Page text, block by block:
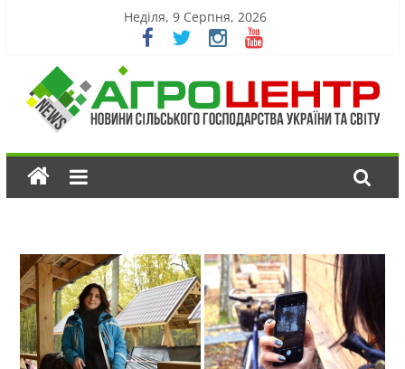
Неділя, 9 Серпня, 2026